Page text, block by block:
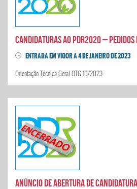
ENTRADA EM VIGOR A 4 DE JANEIRO DE 2023
Orientação Técnica Geral OTG 10/2023